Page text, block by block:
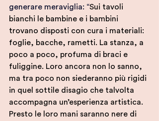
generare meraviglia: “Sui tavoli
bianchi le bambine e i bambini
trovano disposti con cura i materiali:
foglie, bacche, rametti. La stanza, a
poco a poco, profuma di braci e
fuliggine. Loro ancora non lo sanno,
ma tra poco non siederanno più rigidi
in quel sottile disagio che talvolta
accompagna un’esperienza artistica.
Presto le loro mani saranno nere di